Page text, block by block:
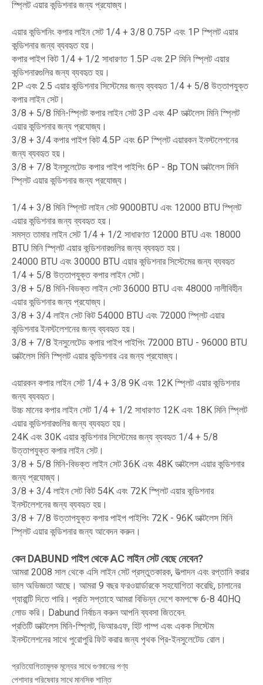
স্প্লিট এয়ার কন্ডিশনার জন্য প্রযোজ্য।
এয়ার কন্ডিশনিং কপার লাইন সেট 1/4 + 3/8 0.75P এবং 1P স্প্লিট এয়ার
কন্ডিশনার জন্য ব্যবহৃত হয়।
কপার পাইপ কিট 1/4 + 1/2 সাধারণত 1.5P এবং 2P মিনি স্প্লিট এয়ার
কন্ডিশনারগুলির জন্য ব্যবহৃত হয়।
2P এবং 2.5 এয়ার কন্ডিশনার সিস্টেমের জন্য ব্যবহৃত 1/4 + 5/8 উত্তাপযুক্ত
কপার লাইন সেট।
3/8 + 5/8 মিনি-স্প্লিট কপার লাইন সেট 3P এবং 4P ডাক্টলেস মিনি স্প্লিট
এয়ার কন্ডিশনার জন্য প্রযোজ্য।
3/8 + 3/4 কপার পাইপ কিট 4.5P এবং 6P স্প্লিট এয়ারকন ইনস্টলেশনের
জন্য ব্যবহৃত হয়।
3/8 + 7/8 ইনসুলেটেড কপার পাইপ পাইপিং 6P - 8p TON ডাক্টলেস মিনি
স্প্লিট এয়ার কন্ডিশনার জন্য প্রযোজ্য।
1/4 + 3/8 মিনি স্প্লিট লাইন সেট 9000BTU এবং 12000 BTU স্প্লিট
এয়ার কন্ডিশনার জন্য ব্যবহৃত হয়।
সমস্ত তামার লাইন সেট 1/4 + 1/2 সাধারণত 12000 BTU এবং 18000
BTU মিনি স্প্লিট এয়ার কন্ডিশনারগুলির জন্য ব্যবহৃত হয়।
24000 BTU এবং 30000 BTU এয়ার কন্ডিশনার সিস্টেমের জন্য ব্যবহৃত
1/4 + 5/8 উত্তাপযুক্ত কপার লাইন সেট।
3/8 + 5/8 মিনি-বিভক্ত লাইন সেট 36000 BTU এবং 48000 নালীবিহীন
এয়ার কন্ডিশনার জন্য প্রযোজ্য।
3/8 + 3/4 লাইন সেট কিট 54000 BTU এবং 72000 স্প্লিট এয়ার
কন্ডিশনার ইনস্টলেশনের জন্য ব্যবহৃত হয়।
3/8 + 7/8 ইনসুলেটেড কপার পাইপ পাইপিং 72000 BTU - 96000 BTU
ডাক্টলেস মিনি স্প্লিট এয়ার কন্ডিশনার এর জন্য প্রযোজ্য।
এয়ারকন কপার লাইন সেট 1/4 + 3/8 9K এবং 12K স্প্লিট এয়ার কন্ডিশনার
জন্য ব্যবহৃত।
উচ্চ মানের কপার লাইন সেট 1/4 + 1/2 সাধারণত 12K এবং 18K মিনি স্প্লিট
এয়ার কন্ডিশনারগুলির জন্য ব্যবহৃত হয়।
24K এবং 30K এয়ার কন্ডিশনার সিস্টেমের জন্য ব্যবহৃত 1/4 + 5/8
উত্তাপযুক্ত কপার লাইন সেট।
3/8 + 5/8 মিনি-বিভক্ত লাইন সেট 36K এবং 48K ডাক্টলেস এয়ার কন্ডিশনার
জন্য প্রযোজ্য।
3/8 + 3/4 লাইন সেট কিট 54K এবং 72K স্প্লিট এয়ার কন্ডিশনার
ইনস্টলেশনের জন্য ব্যবহৃত হয়।
3/8 + 7/8 উত্তাপযুক্ত কপার পাইপ পাইপিং 72K - 96K ডাক্টলেস মিনি
স্প্লিট এয়ার কন্ডিশনার জন্য আবেদন করুন।
কেন DABUND পাইপ থেকে AC লাইন সেট বেছে নেবেন?
আমরা 2008 সাল থেকে এসি লাইন সেট প্রস্তুতকারক, উত্পাদন এবং রপ্তানি করার
ভাল অভিজ্ঞতা আছে। আমরা 9 ​​বছর ফরওয়ার্ডারকে সহযোগিতা করেছি, চালানের
গ্যারান্টি দিতে পারি। প্রতি সপ্তাহে আমরা বিভিন্ন দেশে কমপক্ষে 6-8 40HQ
লোড করি। Dabund নির্বাচন করুন আপনি ব্যবসা জিতবেন.
প্রতিটি ডাক্টলেস মিনি-স্প্লিট, ভিআরএফ, হিট পাম্প এবং একক সিস্টেম
ইনস্টলেশনের সাথে পুরোপুরি ফিট করার জন্য পৃথক প্রি-ইনসুলেটেড রোল।
প্রতিযোগিতামূলক মূল্যের সাথে গুণমানের পণ্য
পেশাদার পরিষেবার সাথে মানসিক শান্তি